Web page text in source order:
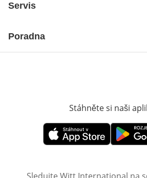
Servis
Poradna
Stáhněte si naši
Otevře v novém okněOtevře v